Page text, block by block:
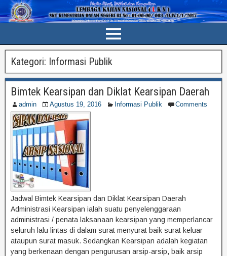
Kategori: Informasi Publik
Bimtek Kearsipan dan Diklat Kearsipan Daerah
admin Agustus 19, 2016 Informasi Publik Comments
Jadwal Bimtek Kearsipan dan Diklat Kearsipan Daerah
Administrasi Kearsipan ialah suatu penyelenggaraan
administrasi / penata laksanaan kearsipan yang memperlancar
seluruh lalu lintas di dalam surat menyurat baik surat keluar
ataupun surat masuk. Sedangkan Kearsipan adalah kegiatan
yang berkenaan dengan pengurusan arsip-arsip, baik arsip